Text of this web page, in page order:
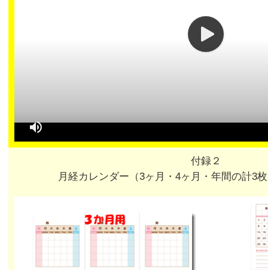
付録２
月経カレンダー（3ヶ月・4ヶ月・年間の計3